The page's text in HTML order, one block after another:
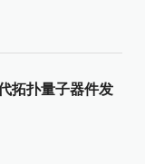
拓扑量子器件发